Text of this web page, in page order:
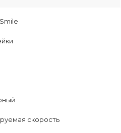
скорость